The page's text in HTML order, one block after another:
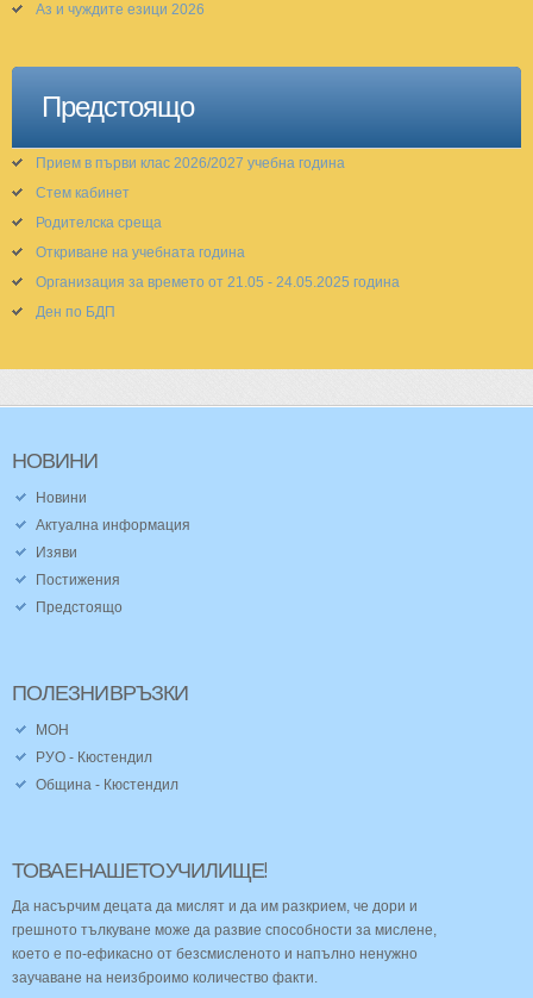
Аз и чуждите езици 2026
Предстоящо
Прием в първи клас 2026/2027 учебна година
Стем кабинет
Родителска среща
Откриване на учебната година
Организация за времето от 21.05 - 24.05.2025 година
Ден по БДП
НОВИНИ
Новини
Актуална информация
Изяви
Постижения
Предстоящо
ПОЛЕЗНИВРЪЗКИ
МОН
РУО - Кюстендил
Община - Кюстендил
ТОВАЕНАШЕТОУЧИЛИЩЕ!
Да насърчим децата да мислят и да им разкрием, че дори и
грешното тълкуване може да развие способности за мислене,
което е по-ефикасно от безсмисленото и напълно ненужно
заучаване на неизброимо количество факти.